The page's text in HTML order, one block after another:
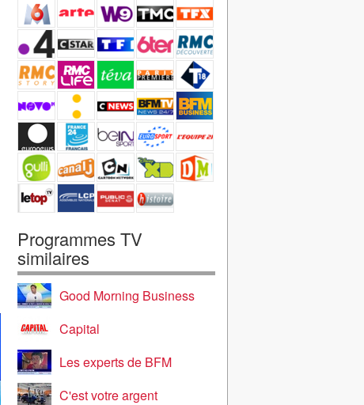
Programmes TV
similaires
Good Morning Business
Capital
Les experts de BFM
C'est votre argent